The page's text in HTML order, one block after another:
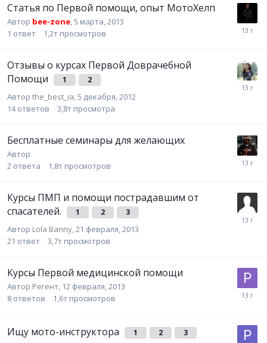
Статья по Первой помощи, опыт МотоХелп
Автор bee-zone 5 марта, 2013
1 ответ 1,2т просмотров
Отзывы о курсах Первой Доврачебной
Помощи
1 2
Автор the_best_ia 5 декабря, 2012
14 ответов 3,8т просмотра
Бесплатные семинары для желающих
Автор
2 ответа 1,8т просмотров
Курсы ПМП и помощи пострадавшим от
спасателей.
1 2 3
Автор Lola Banny 21 февраля, 2013
21 ответ 3,7т просмотров
Курсы Первой медицинской помощи
Автор Регент 12 февраля, 2013
8 ответов 1,6т просмотров
Ищу мото-инструктора 1 2 3